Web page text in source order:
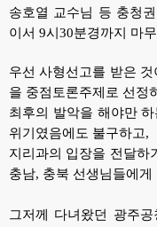
송호열 교수님 등 충청
이서 9시30분경까지 마
우선 사형선고를 받은
을 중점토론주제로 선정
최후의 발악을 해야만
위기였음에도 불구하고,
지리과의 입장을 전달하
충남, 충북 선생님들에
그저께 다녀왔던 광주